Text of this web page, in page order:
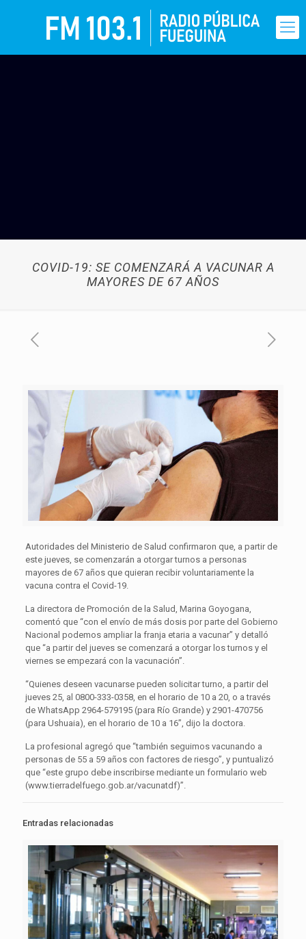
COVID-19: SE COMENZARÁ A VACUNAR A
MAYORES DE 67 AÑOS
Autoridades del Ministerio de Salud confirmaron que, a partir de
este jueves, se comenzarán a otorgar turnos a personas
mayores de 67 años que quieran recibir voluntariamente la
vacuna contra el Covid-19.
La directora de Promoción de la Salud, Marina Goyogana,
comentó que “con el envío de más dosis por parte del Gobierno
Nacional podemos ampliar la franja etaria a vacunar” y detalló
que “a partir del jueves se comenzará a otorgar los turnos y el
viernes se empezará con la vacunación”.
“Quienes deseen vacunarse pueden solicitar turno, a partir del
jueves 25, al 0800-333-0358, en el horario de 10 a 20, o a través
de WhatsApp 2964-579195 (para Río Grande) y 2901-470756
(para Ushuaia), en el horario de 10 a 16”, dijo la doctora.
La profesional agregó que “también seguimos vacunando a
personas de 55 a 59 años con factores de riesgo”, y puntualizó
que “este grupo debe inscribirse mediante un formulario web
(www.tierradelfuego.gob.ar/vacunatdf)”.
Entradas relacionadas